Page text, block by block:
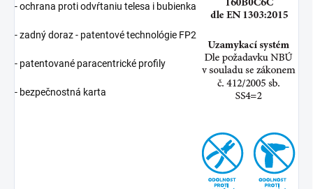
- ochrana proti odvŕtaniu telesa i bubienka
- zadný doraz - patentové technológie FP2
- patentované paracentrické profily
- bezpečnostná karta